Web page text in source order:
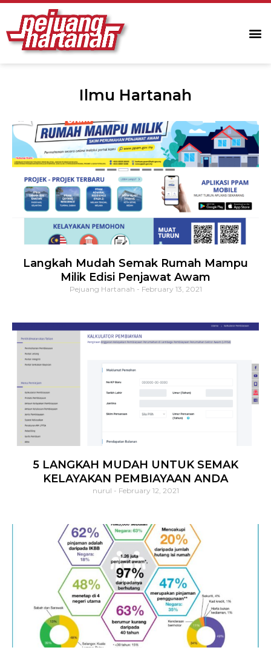
Ilmu Hartanah
Langkah Mudah Semak Rumah Mampu
Milik Edisi Penjawat Awam
Pejuang Hartanah February 13, 2021
5 LANGKAH MUDAH UNTUK SEMAK
KELAYAKAN PEMBIAYAAN ANDA
nurul February 12, 2021